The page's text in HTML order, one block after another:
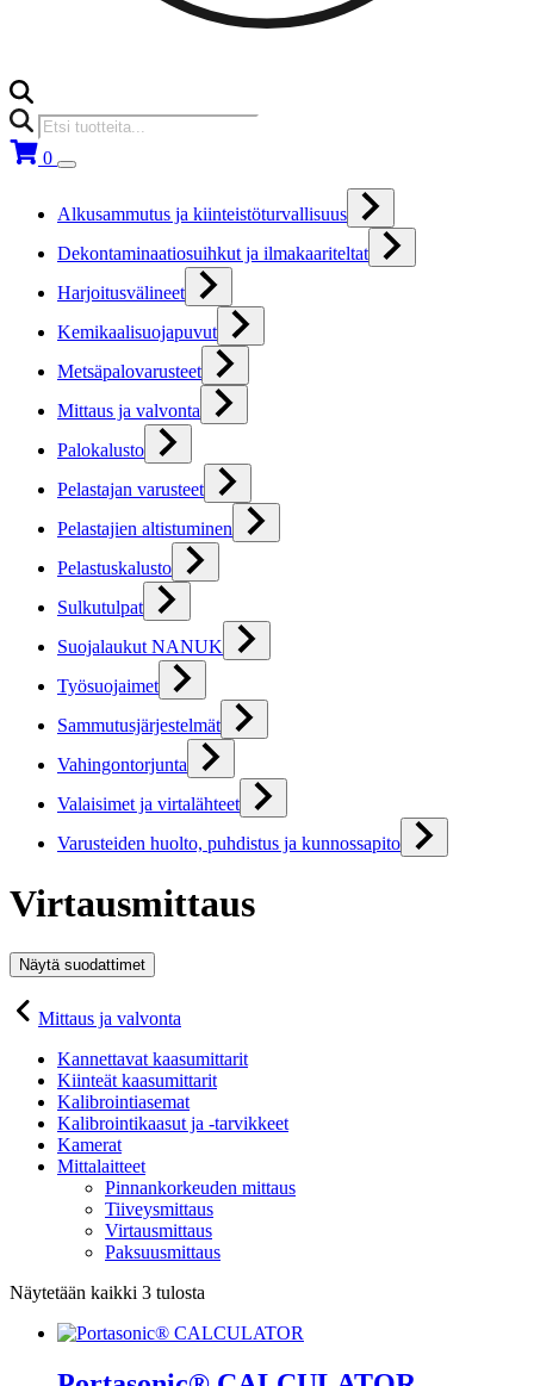
Products
search
0
Alkusammutus ja kiinteistöturvallisuus
Dekontaminaatiosuihkut ja ilmakaariteltat
Harjoitusvälineet
Kemikaalisuojapuvut
Metsäpalovarusteet
Mittaus ja valvonta
Palokalusto
Pelastajan varusteet
Pelastajien altistuminen
Pelastuskalusto
Sulkutulpat
Suojalaukut NANUK
Työsuojaimet
Sammutusjärjestelmät
Vahingontorjunta
Valaisimet ja virtalähteet
Varusteiden huolto, puhdistus ja kunnossapito
Virtausmittaus
Näytä suodattimet
Mittaus ja valvonta
Kannettavat kaasumittarit
Kiinteät kaasumittarit
Kalibrointiasemat
Kalibrointikaasut ja -tarvikkeet
Kamerat
Mittalaitteet
Pinnankorkeuden mittaus
Tiiveysmittaus
Virtausmittaus
Paksuusmittaus
Näytetään kaikki 3 tulosta